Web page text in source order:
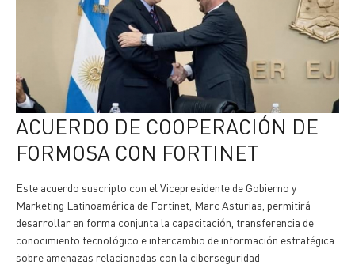
ACUERDO DE COOPERACIÓN DE
FORMOSA CON FORTINET
Este acuerdo suscripto con el Vicepresidente de Gobierno y
Marketing Latinoamérica de Fortinet, Marc Asturias, permitirá
desarrollar en forma conjunta la capacitación, transferencia de
conocimiento tecnológico e intercambio de información estratégica
sobre amenazas relacionadas con la ciberseguridad